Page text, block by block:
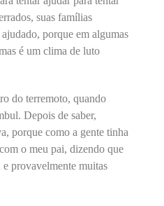
suas famílias
porque em algumas
é um clima de luto
do terremoto, quando
Depois de saber,
porque como a gente tinha
o meu pai, dizendo que
e provavelmente muitas